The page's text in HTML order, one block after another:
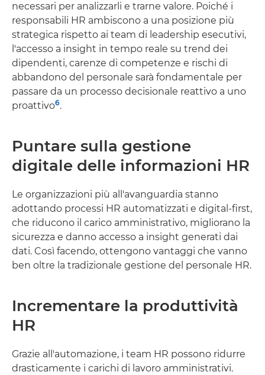
necessari per analizzarli e trarne valore. Poiché i
responsabili HR ambiscono a una posizione più
strategica rispetto ai team di leadership esecutivi,
l'accesso a insight in tempo reale su trend dei
dipendenti, carenze di competenze e rischi di
abbandono del personale sarà fondamentale per
passare da un processo decisionale reattivo a uno
proattivo6.
Puntare sulla gestione
digitale delle informazioni HR
Le organizzazioni più all'avanguardia stanno
adottando processi HR automatizzati e digital-first,
che riducono il carico amministrativo, migliorano la
sicurezza e danno accesso a insight generati dai
dati. Così facendo, ottengono vantaggi che vanno
ben oltre la tradizionale gestione del personale HR.
Incrementare la produttività
HR
Grazie all'automazione, i team HR possono ridurre
drasticamente i carichi di lavoro amministrativi.